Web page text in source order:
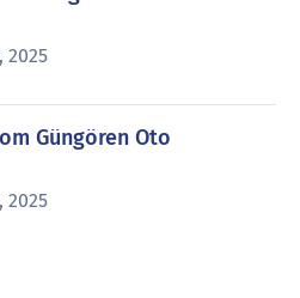
2025
Güngören Oto
2025